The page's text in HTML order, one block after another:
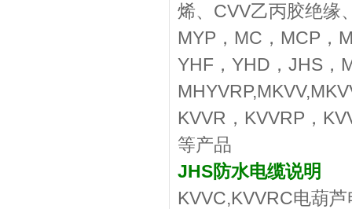
烯、CVV乙丙胶绝缘
MYP，MC，MCP，
YHF，YHD，JHS，
KVVR，KVVRP，
等产品
JHS防水电缆说明
KVVC,KVVRC电葫芦